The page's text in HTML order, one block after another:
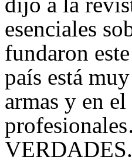
esenciales
fundaron
país está
armas y en
VERDADES.